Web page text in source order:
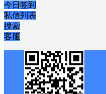
今日签到
私信列表
搜索
客服